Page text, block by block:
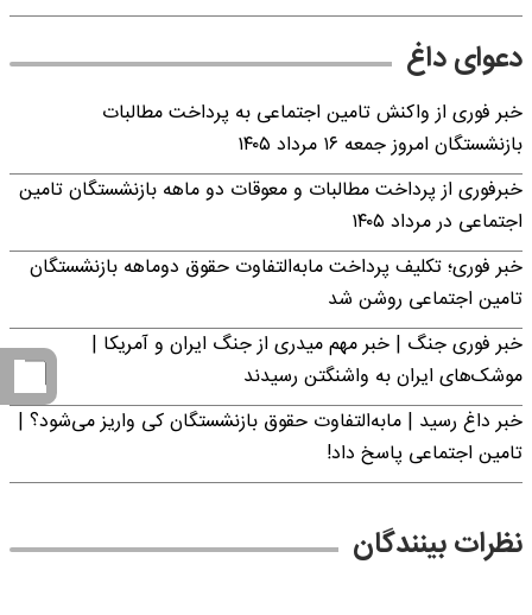
دعوای داغ
خبر فوری از واکنش تامین اجتماعی به پرداخت مطالبات
بازنشستگان امروز جمعه ۱۶ مرداد ۱۴۰۵
خبرفوری از پرداخت مطالبات و معوقات دو ماهه بازنشستگان تامین
اجتماعی در مرداد ۱۴۰۵
خبر فوری؛ تکلیف پرداخت مابه‌التفاوت حقوق دوماهه بازنشستگان
تامین اجتماعی روشن شد
خبر فوری جنگ | خبر مهم میدری از جنگ ایران و آمریکا |
موشک‌های ایران به واشنگتن رسیدند
خبر داغ رسید | مابه‌التفاوت حقوق بازنشستگان کی واریز می‌شود؟ |
تامین اجتماعی پاسخ داد!
نظرات بینندگان